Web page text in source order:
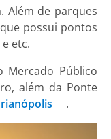
Além de parques
possui pontos
etc.
Mercado Público
além da Ponte
.